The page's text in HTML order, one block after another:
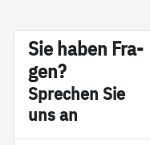
Sie ha­ben Fra­
gen?
Sp­re­chen Sie
uns an